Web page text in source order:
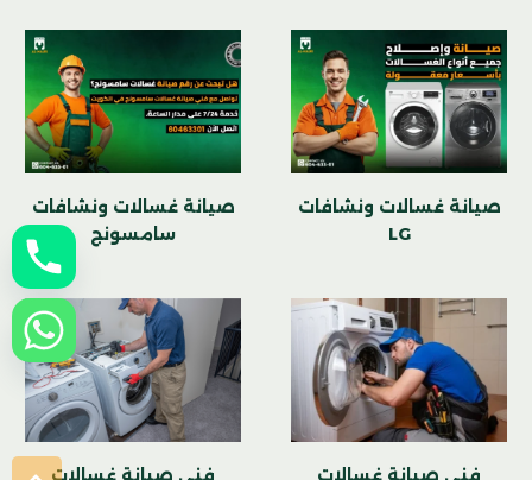
صيانة غسالات ونشافات
LG
صيانة غسالات ونشافات
سامسونج
فني صيانة غسالات فني صيانة غسالات